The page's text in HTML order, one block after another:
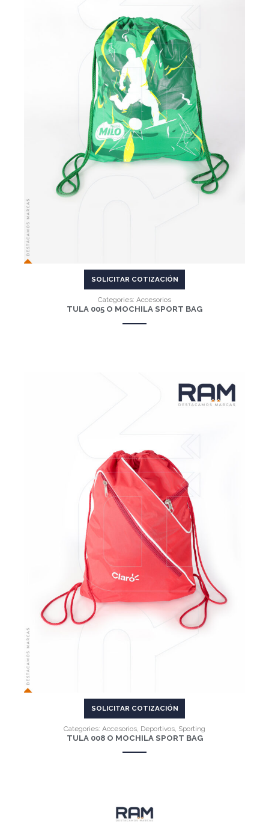
VER MÁS
SOLICITAR COTIZACIÓN
Categories: Accesorios
TULA 005 O MOCHILA SPORT BAG
VER MÁS
SOLICITAR COTIZACIÓN
Categories: Accesorios, Deportivos, Sporting
TULA 008 O MOCHILA SPORT BAG